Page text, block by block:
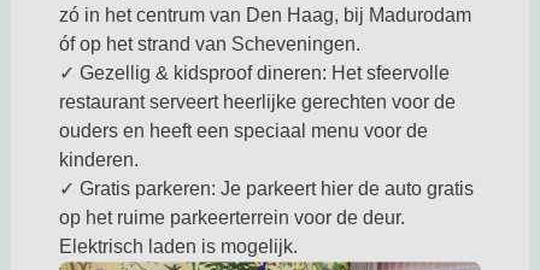
zó in het centrum van Den Haag, bij Madurodam
óf op het strand van Scheveningen.
✓ Gezellig & kidsproof dineren: Het sfeervolle
restaurant serveert heerlijke gerechten voor de
ouders en heeft een speciaal menu voor de
kinderen.
✓ Gratis parkeren: Je parkeert hier de auto gratis
op het ruime parkeerterrein voor de deur.
Elektrisch laden is mogelijk.